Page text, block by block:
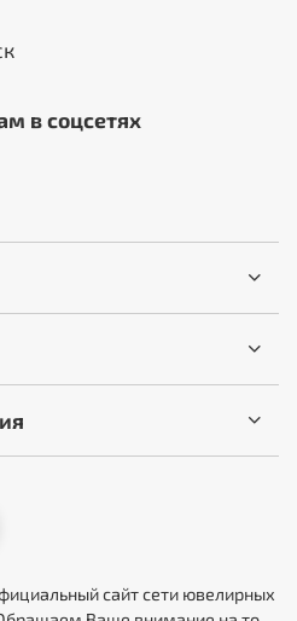
в соцсетях
сайт сети ювелирных